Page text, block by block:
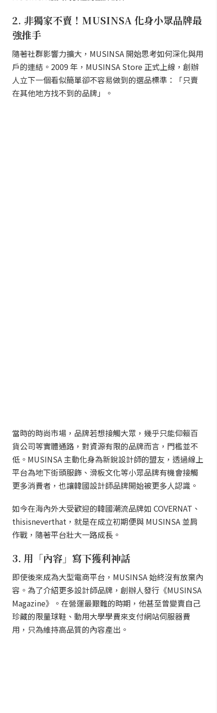
2. 非獨家不賣！MUSINSA 化身小眾品牌最
強推手
隨著社群影響力擴大，MUSINSA 開始思考如何深化與用
戶的連結。2009 年，MUSINSA Store 正式上線，創辦
人立下一個看似簡單卻不容易做到的選品標準：「只賣
在其他地方找不到的品牌」。
當時的時尚市場，品牌若想接觸大眾，幾乎只能仰賴百
貨公司等實體通路，對資源有限的品牌而言，門檻並不
低。MUSINSA 主動化身為新銳設計師的盟友，透過線上
平台為地下街頭服飾、滑板文化等小眾品牌有機會接觸
更多消費者，也讓韓國設計師品牌開始被更多人認識。
如今在海內外大受歡迎的韓國潮流品牌如 COVERNAT、
thisisneverthat，就是在成立初期便與 MUSINSA 並肩
作戰，隨著平台壯大一路成長。
3. 用「內容」寫下獲利神話
即使後來成為大型電商平台，MUSINSA 始終沒有放棄內
容。為了介紹更多設計師品牌，創辦人發行《MUSINSA
Magazine》。在營運最艱難的時期，他甚至曾變賣自己
珍藏的限量球鞋、動用大學學費來支付網站伺服器費
用，只為維持高品質的內容產出。